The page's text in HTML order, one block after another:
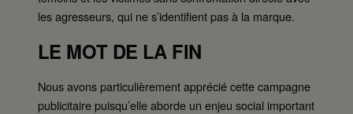
les agresseurs, qui ne s’identifient pas à la marque.
LE MOT DE LA FIN
Nous avons particulièrement apprécié cette campagne
publicitaire puisqu’elle aborde un enjeu social important